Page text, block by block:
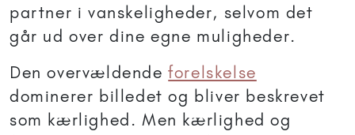
partner i vanskeligheder, selvom det
går ud over dine egne muligheder.
Den overvældendeforelskelse
dominerer billedet og bliver beskrevet
som kærlighed. Men kærlighed og